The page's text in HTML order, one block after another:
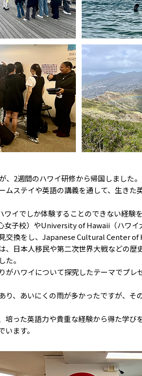
2週間のハワイ研修から帰国しました。
ムステイや英語の講義を通して、生きた
ワイでしか体験することのできない経験
子校）やUniversity of Hawaii（ハワイ
交換をし、Japanese Cultural Center of
、日本人移民や第二次世界大戦などの歴
た。
ハワイについて探究したテーマでプレ
り、あいにくの雨が多かったですが、そ
培った英語力や貴重な経験から得た学び
ます。